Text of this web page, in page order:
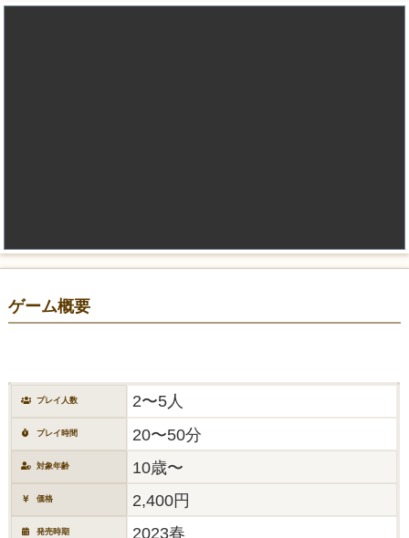
ゲーム概要
プレイ人数 2〜5人
プレイ時間 20〜50分
対象年齢 10歳〜
価格 2,400円
発売時期 2023春